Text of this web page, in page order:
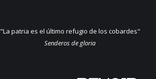
"La patria es el último refugio de los cobardes"
Senderos de gloria